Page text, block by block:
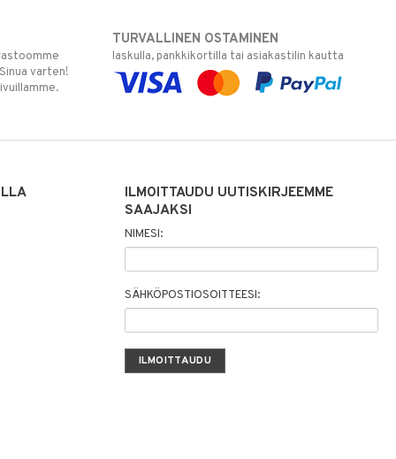
varten!
TURVALLINEN OSTAMINEN
laskulla, pankkikortilla tai asiakastilin kautta
ILMOITTAUDU UUTISKIRJEEMME
SAAJAKSI
NIMESI:
SÄHKÖPOSTIOSOITTEESI: